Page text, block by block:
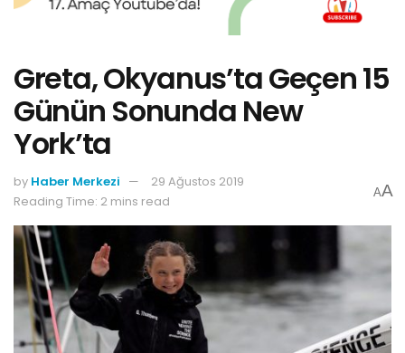
Greta, Okyanus’ta Geçen 15
Günün Sonunda New
York’ta
by Haber Merkezi
29 Ağustos 2019
Reading Time: 2 mins read
AA